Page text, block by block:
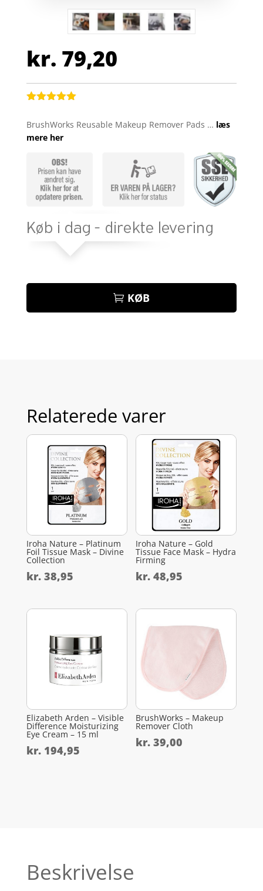
kr. 79,20
af 5
baseret på
BrushWorks Reusable Makeup Remover Pads … læs
mere her
KØB
Relaterede varer
Iroha Nature – Platinum
Foil Tissue Mask – Divine
Collection
kr.38,95
Iroha Nature – Gold
Tissue Face Mask – Hydra
Firming
kr. 48,95
Elizabeth Arden – Visible
Difference Moisturizing
Eye Cream – 15 ml
kr.194,95
BrushWorks – Makeup
Remover Cloth
kr. 39,00
Beskrivelse